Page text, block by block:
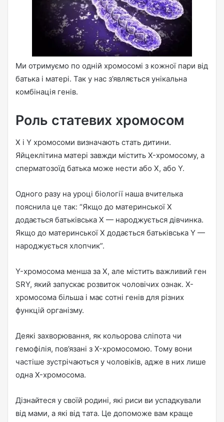
Ми отримуємо по одній хромосомі з кожної пари від
батька і матері. Так у нас з’являється унікальна
комбінація генів.
Роль статевих хромосом
X і Y хромосоми визначають стать дитини.
Яйцеклітина матері завжди містить X-хромосому, а
сперматозоїд батька може нести або X, або Y.
Одного разу на уроці біології наша вчителька
пояснила це так: “Якщо до материнської X
додається батьківська X — народжується дівчинка.
Якщо до материнської X додається батьківська Y —
народжується хлопчик”.
Y-хромосома менша за X, але містить важливий ген
SRY, який запускає розвиток чоловічих ознак. X-
хромосома більша і має сотні генів для різних
функцій організму.
Деякі захворювання, як кольорова сліпота чи
гемофілія, пов’язані з X-хромосомою. Тому вони
частіше зустрічаються у чоловіків, адже в них лише
одна X-хромосома.
Дізнайтеся у своїй родині, які риси ви успадкували
від мами, а які від тата. Це допоможе вам краще